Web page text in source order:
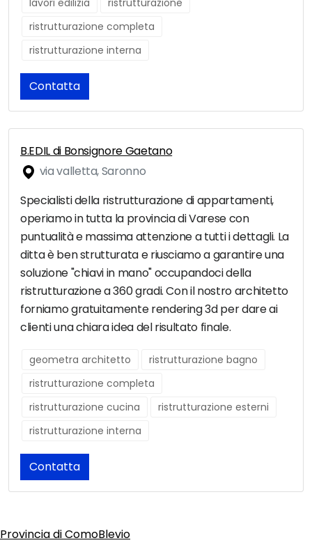
lavori edilizia
ristrutturazione
ristrutturazione completa
ristrutturazione interna
Contatta
B.EDIL di Bonsignore Gaetano
via valletta, Saronno
Specialisti della ristrutturazione di appartamenti,
operiamo in tutta la provincia di Varese con
puntualità e massima attenzione a tutti i dettagli. La
ditta è ben strutturata e riusciamo a garantire una
soluzione "chiavi in mano" occupandoci della
ristrutturazione a 360 gradi. Con il nostro architetto
forniamo gratuitamente rendering 3d per dare ai
clienti una chiara idea del risultato finale.
geometra architetto
ristrutturazione bagno
ristrutturazione completa
ristrutturazione cucina
ristrutturazione esterni
ristrutturazione interna
Contatta
Provincia di ComoBlevio